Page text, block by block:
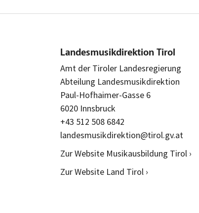
Landesmusikdirektion Tirol
Amt der Tiroler Landesregierung
Abteilung Landesmusikdirektion
Paul-Hofhaimer-Gasse 6
6020 Innsbruck
+43 512 508 6842
landesmusikdirektion@tirol.gv.at
Zur Website Musikausbildung Tirol ›
Zur Website Land Tirol ›